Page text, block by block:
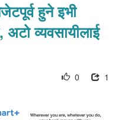
हुने इभी
अटो व्यवसायीलाई
1
0